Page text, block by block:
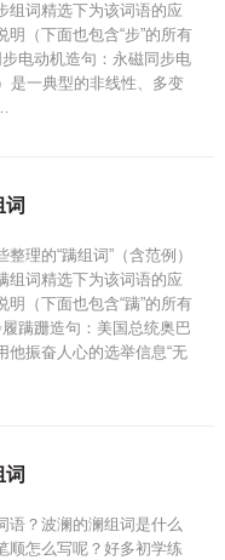
组词精选下为该词语的应
明（下面也包含“步”的所有
电动机造句：永磁同步电
是一典型的非线性、多变
词
理的“蹒组词”（含范例）
组词精选下为该词语的应
明（下面也包含“蹒”的所有
蹒跚造句：美国总统奥巴
他振奋人心的选举信息“无
词
语？波澜的澜组词是什么
顺怎么写呢？好多初学练